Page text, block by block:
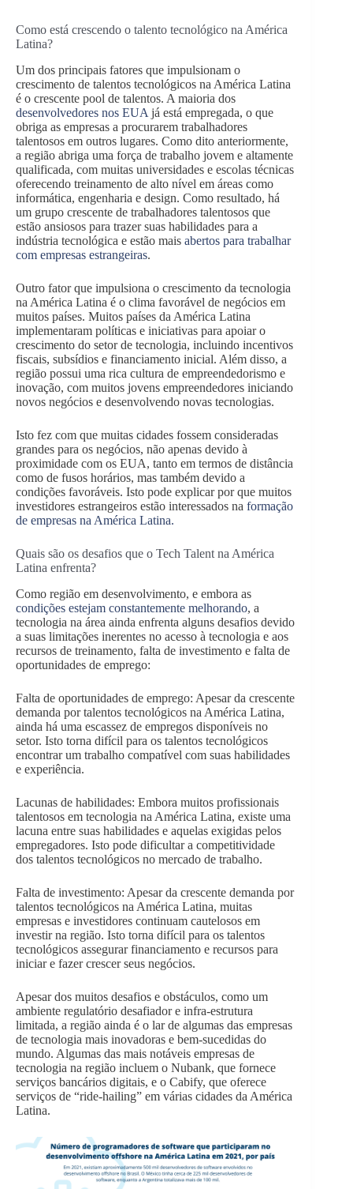
Como está crescendo o talento tecnológico na América
Latina?
Um dos principais fatores que impulsionam o
crescimento de talentos tecnológicos na América Latina
é o crescente pool de talentos. A maioria dos
desenvolvedores nos EUA já está empregada, o que
obriga as empresas a procurarem trabalhadores
talentosos em outros lugares. Como dito anteriormente,
a região abriga uma força de trabalho jovem e altamente
qualificada, com muitas universidades e escolas técnicas
oferecendo treinamento de alto nível em áreas como
informática, engenharia e design. Como resultado, há
um grupo crescente de trabalhadores talentosos que
estão ansiosos para trazer suas habilidades para a
indústria tecnológica e estão mais abertos para trabalhar
com empresas estrangeiras.
Outro fator que impulsiona o crescimento da tecnologia
na América Latina é o clima favorável de negócios em
muitos países. Muitos países da América Latina
implementaram políticas e iniciativas para apoiar o
crescimento do setor de tecnologia, incluindo incentivos
fiscais, subsídios e financiamento inicial. Além disso, a
região possui uma rica cultura de empreendedorismo e
inovação, com muitos jovens empreendedores iniciando
novos negócios e desenvolvendo novas tecnologias.
Isto fez com que muitas cidades fossem consideradas
grandes para os negócios, não apenas devido à
proximidade com os EUA, tanto em termos de distância
como de fusos horários, mas também devido a
condições favoráveis. Isto pode explicar por que muitos
investidores estrangeiros estão interessados na formação
de empresas na América Latina.
Quais são os desafios que o Tech Talent na América
Latina enfrenta?
Como região em desenvolvimento, e embora as
condições estejam constantemente melhorando, a
tecnologia na área ainda enfrenta alguns desafios devido
a suas limitações inerentes no acesso à tecnologia e aos
recursos de treinamento, falta de investimento e falta de
oportunidades de emprego:
Falta de oportunidades de emprego: Apesar da crescente
demanda por talentos tecnológicos na América Latina,
ainda há uma escassez de empregos disponíveis no
setor. Isto torna difícil para os talentos tecnológicos
encontrar um trabalho compatível com suas habilidades
e experiência.
Lacunas de habilidades: Embora muitos profissionais
talentosos em tecnologia na América Latina, existe uma
lacuna entre suas habilidades e aquelas exigidas pelos
empregadores. Isto pode dificultar a competitividade
dos talentos tecnológicos no mercado de trabalho.
Falta de investimento: Apesar da crescente demanda por
talentos tecnológicos na América Latina, muitas
empresas e investidores continuam cautelosos em
investir na região. Isto torna difícil para os talentos
tecnológicos assegurar financiamento e recursos para
iniciar e fazer crescer seus negócios.
Apesar dos muitos desafios e obstáculos, como um
ambiente regulatório desafiador e infra-estrutura
limitada, a região ainda é o lar de algumas das empresas
de tecnologia mais inovadoras e bem-sucedidas do
mundo. Algumas das mais notáveis empresas de
tecnologia na região incluem o Nubank, que fornece
serviços bancários digitais, e o Cabify, que oferece
serviços de “ride-hailing” em várias cidades da América
Latina.